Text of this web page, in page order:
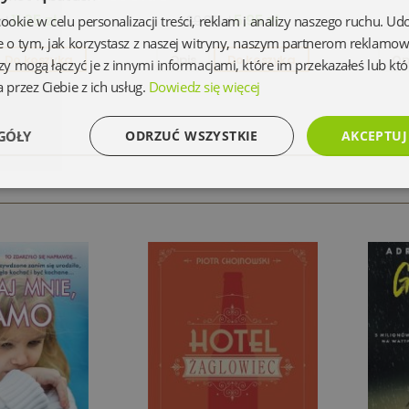
11,35 zł
Do koszyka
39,80 zł5,95 zł
Opis Do koszyka
w celu personalizacji treści, reklam i analizy naszego ruchu.
o tym, jak korzystasz z naszej witryny, naszym partnerom
mogą łączyć je z innymi informacjami, które im przekazałeś lub
Ciebie z ich usług. Dowiedz się więcej
ODRZUĆ WSZYSTKIE
Wydajność Targetowanie Funkcjonalność
Targetowanie Funkcjonalność
umożliwiają korzystanie z podstawowych funkcji strony internetowej, takich jak logowanie
niezbędnych plików cookie nie można prawidłowo korzystać ze strony internetowej.
Dostawca/